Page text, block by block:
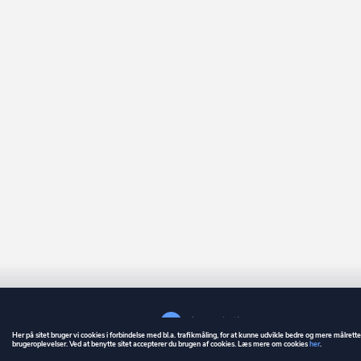
GUIDE BETINGELSER
Her på sitet bruger vi cookies i forbindelse med bl.a. trafikmåling, for at kunne udvikle bedre og mere
brugeroplevelser. Ved at benytte sitet accepterer du brugen af cookies. Læs mere om cookiesher.